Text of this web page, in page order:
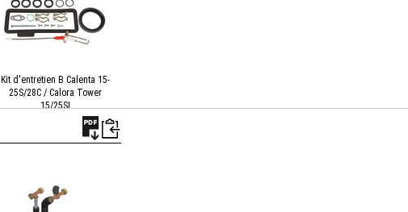
Kit d'entretien B Calenta 15-
25S/28C / Calora Tower
15/25SI